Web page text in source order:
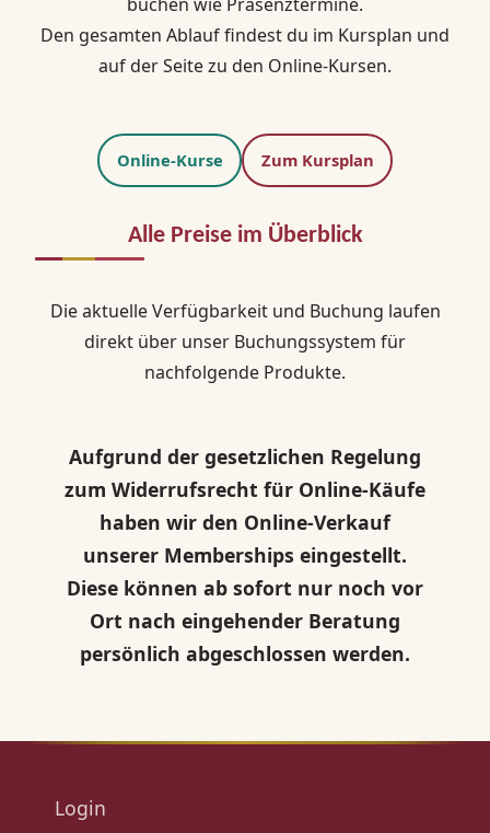
Den gesamten Ablauf findest du im Kursplan und
auf der Seite zu den Online-Kursen.
Online-Kurse Zum Kursplan
Alle Preise im Überblick
Die aktuelle Verfügbarkeit und Buchung laufen
direkt über unser Buchungssystem für
nachfolgende Produkte.
Aufgrund der gesetzlichen Regelung
zum Widerrufsrecht für Online-Käufe
haben wir den Online-Verkauf
unserer Memberships eingestellt.
Diese können ab sofort nur noch vor
Ort nach eingehender Beratung
persönlich abgeschlossen werden.
Login